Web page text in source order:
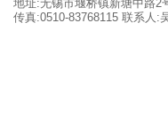
地址:无锡市堰桥镇新塘中路2
传真:0510-83768115 联系人: